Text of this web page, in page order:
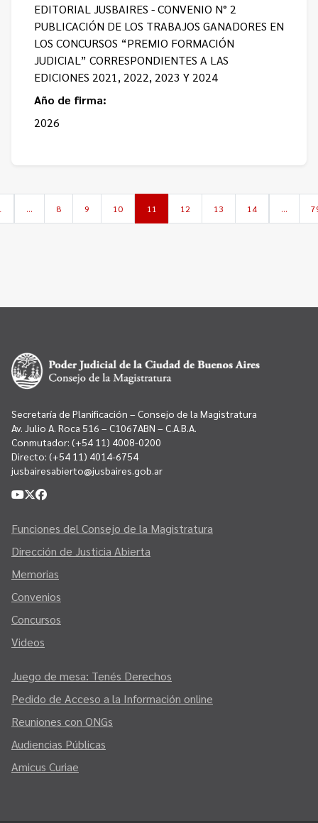
EDITORIAL JUSBAIRES - CONVENIO N° 2
PUBLICACIÓN DE LOS TRABAJOS GANADORES EN
LOS CONCURSOS “PREMIO FORMACIÓN
JUDICIAL” CORRESPONDIENTES A LAS
EDICIONES 2021, 2022, 2023 Y 2024
Año de firma:
2026
… 8 9 10 11 12 13 14 …
Secretaría de Planificación – Consejo de la Magistratura
Av. Julio A. Roca 516 – C1067ABN – C.A.B.A.
Conmutador: (+54 11) 4008-0200
Directo: (+54 11) 4014-6754
jusbairesabierto@jusbaires.gob.ar
Funciones del Consejo de la Magistratura
Dirección de Justicia Abierta
Memorias
Convenios
Concursos
Videos
Juego de mesa: Tenés Derechos
Pedido de Acceso a la Información online
Reuniones con ONGs
Audiencias Públicas
Amicus Curiae